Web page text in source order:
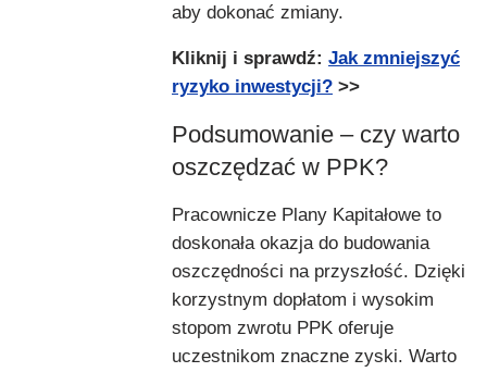
aby dokonać zmiany.
Kliknij i sprawdź: Jak zmniejszyć
ryzyko inwestycji? >>
Podsumowanie – czy warto
oszczędzać w PPK?
Pracownicze Plany Kapitałowe to
doskonała okazja do budowania
oszczędności na przyszłość. Dzięki
korzystnym dopłatom i wysokim
stopom zwrotu PPK oferuje
uczestnikom znaczne zyski. Warto